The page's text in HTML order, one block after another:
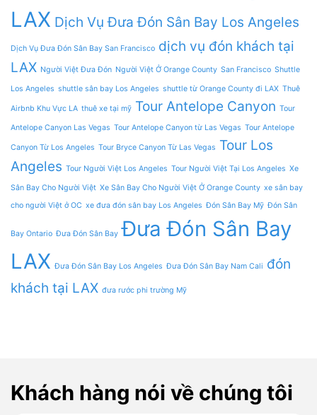
LAX Dịch Vụ Đưa Đón Sân Bay Los Angeles
Dịch Vụ Đưa Đón Sân Bay San Francisco dịch vụ đón khách tại
LAX Người Việt Đưa Đón Người Việt Ở Orange County San Francisco Shuttle
Los Angeles shuttle sân bay Los Angeles shuttle từ Orange County đi LAX Thuê
Airbnb Khu Vực LA thuê xe tại mỹ Tour Antelope Canyon Tour
Antelope Canyon Las Vegas Tour Antelope Canyon từ Las Vegas Tour Antelope
Canyon Từ Los Angeles Tour Bryce Canyon Từ Las Vegas Tour Los
Angeles Tour Người Việt Los Angeles Tour Người Việt Tại Los Angeles Xe
Sân Bay Cho Người Việt Xe Sân Bay Cho Người Việt Ở Orange County xe sân bay
cho người Việt ở OC xe đưa đón sân bay Los Angeles Đón Sân Bay Mỹ Đón Sân
Bay Ontario Đưa Đón Sân Bay Đưa Đón Sân Bay
LAX Đưa Đón Sân Bay Los Angeles Đưa Đón Sân Bay Nam Cali đón
khách tại LAX đưa rước phi trường Mỹ
Khách hàng nói về chúng tôi